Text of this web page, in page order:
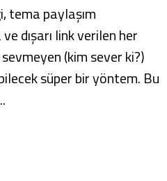
tema paylaşım
dışarı link verilen her
(kim sever ki?)
süper bir yöntem. Bu